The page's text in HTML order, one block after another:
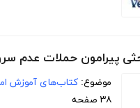
پیرامون حملات عدم
موضوع: کتاب‌های آموزش
۳۸ صفحه